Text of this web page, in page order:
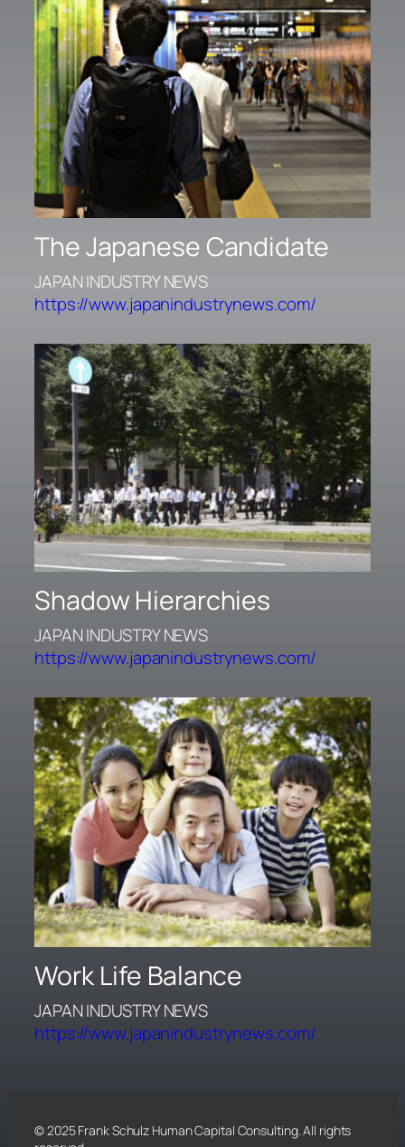
The Japanese Candidate
JAPAN INDUSTRY NEWS
https://www.japanindustrynews.com/
Shadow Hierarchies
JAPAN INDUSTRY NEWS
https://www.japanindustrynews.com/
Work Life Balance
JAPAN INDUSTRY NEWS
https://www.japanindustrynews.com/
© 2025 Frank Schulz Human Capital Consulting. All rights